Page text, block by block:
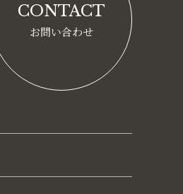
CONTACT
お問い合わせ